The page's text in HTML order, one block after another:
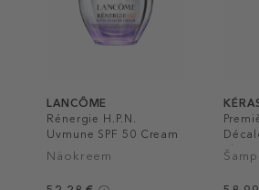
LANCÔME
Rénergie H.P.N.
Uvmune SPF 50 Cream
Näokreem